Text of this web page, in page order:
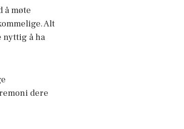
å møte
Alt
nyttig å ha
dere